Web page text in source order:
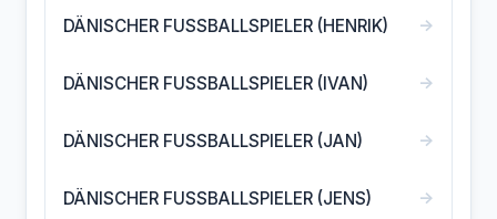
DÄNISCHER FUSSBALLSPIELER (HENRIK) →
DÄNISCHER FUSSBALLSPIELER (IVAN) →
DÄNISCHER FUSSBALLSPIELER (JAN) →
DÄNISCHER FUSSBALLSPIELER (JENS) →